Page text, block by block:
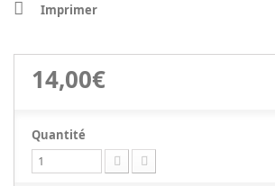
Imprimer
14,00€
Quantité